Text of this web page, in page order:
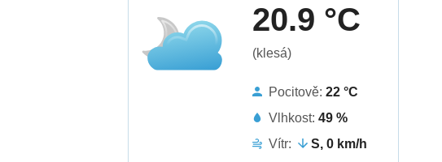
20.9 °C
(klesá)
Pocitově:22 °C
Vlhkost:49 %
Vítr:
S, 0 km/h